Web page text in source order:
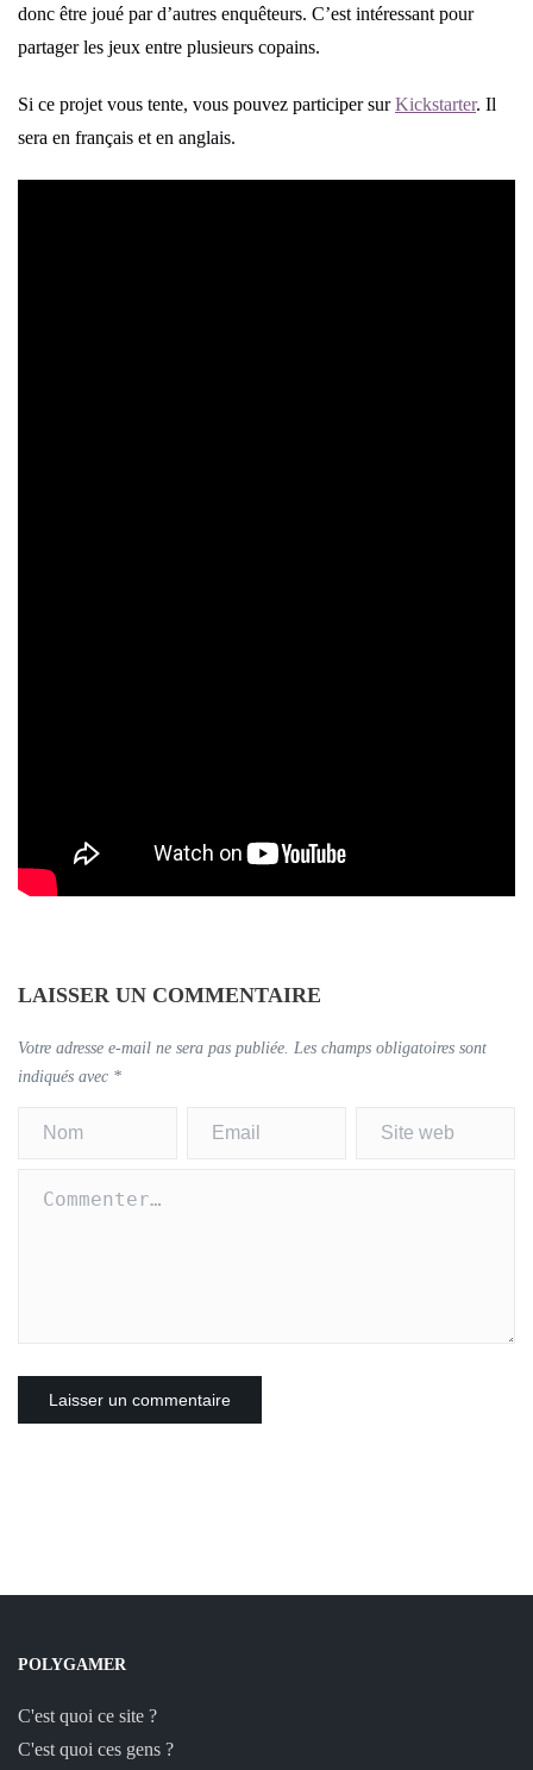
donc être joué par d’autres enquêteurs. C’est intéressant pour
partager les jeux entre plusieurs copains.
Si ce projet vous tente, vous pouvez participer surKickstarter. Il
sera en français et en anglais.
LAISSER UN COMMENTAIRE
Votre adresse e-mail ne sera pas publiée. Les champs obligatoires sont
indiqués avec *
POLYGAMER
C'est quoi ce site ?
C'est quoi ces gens ?